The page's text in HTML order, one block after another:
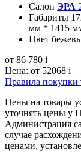
Салон ЭРА
Габариты
мм * 1415
Цвет
от 86 780 i
Цена: от 52068 i
Правила покупки
Цены на товары
уточнять цены у
Администрация
случае
ценами,